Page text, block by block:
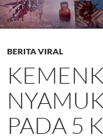
BERITA VIRAL
PADA 5